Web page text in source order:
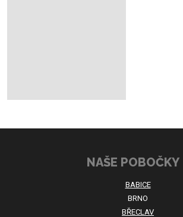
NAŠE POBOČKY
BABICE
BRNO
BŘECLAV